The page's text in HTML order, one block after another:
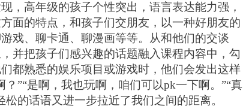
，高年级的孩子个性突出，语言表达能力强，
面的特点，和孩子们交朋友，以一种好朋友的
戏、聊卡通、聊漫画等等。从和他们的交谈
并把孩子们感兴趣的话题融入课程内容中，勾
都熟悉的娱乐项目或游戏时，他们会发出这样
”“是啊，我也玩啊，咱们可以pk一下啊。”“真
的话语又进一步拉近了我们之间的距离。